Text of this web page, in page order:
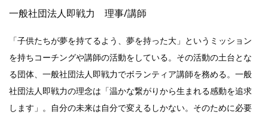
一般社団法人即戦力 理事/講師
「子供たちが夢を持てるよう、夢を持った大」というミッション
を持ちコーチングや講師の活動をしている。その活動の土台とな
る団体、一般社団法人即戦力でボランティア講師を務める。一般
社団法人即戦力の理念は「温かな繋がりから生まれる感動を追求
します」。自分の未来は自分で変えるしかない。そのために必要